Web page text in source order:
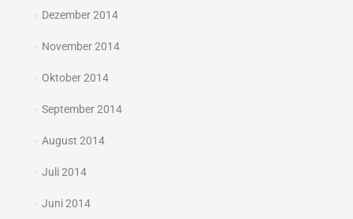
Dezember 2014
November 2014
Oktober 2014
September 2014
August 2014
Juli 2014
Juni 2014